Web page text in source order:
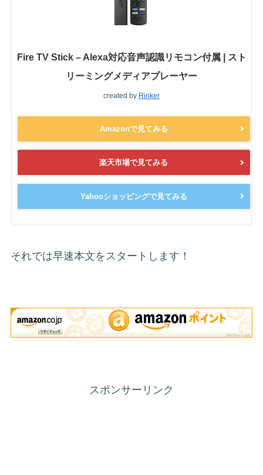
Fire TV Stick – Alexa対応音声認識リモコン付属 | スト
リーミングメディアプレーヤー
created by Rinker
Amazonで見てみる
楽天市場で見てみる
Yahooショッピングで見てみる
それでは早速本文をスタートします！
スポンサーリンク